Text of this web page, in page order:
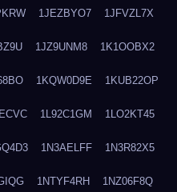
1JEZBYO7 1JFVZL7X
1JZ9UNM8 1K1OOBX2
1KQW0D9E 1KUB22OP
1L92C1GM 1LO2KT45
1N3AELFF 1N3R82X5
1NTYF4RH 1NZ06F8Q